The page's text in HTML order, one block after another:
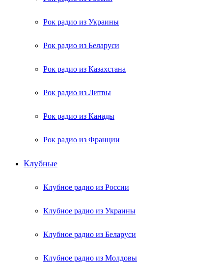
Рок радио из Украины
Рок радио из Беларуси
Рок радио из Казахстана
Рок радио из Литвы
Рок радио из Канады
Рок радио из Франции
Клубные
Клубное радио из России
Клубное радио из Украины
Клубное радио из Беларуси
Клубное радио из Молдовы